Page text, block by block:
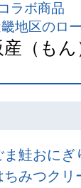
ラボ商品
地区のロ
産（も
鮭おに
みつク